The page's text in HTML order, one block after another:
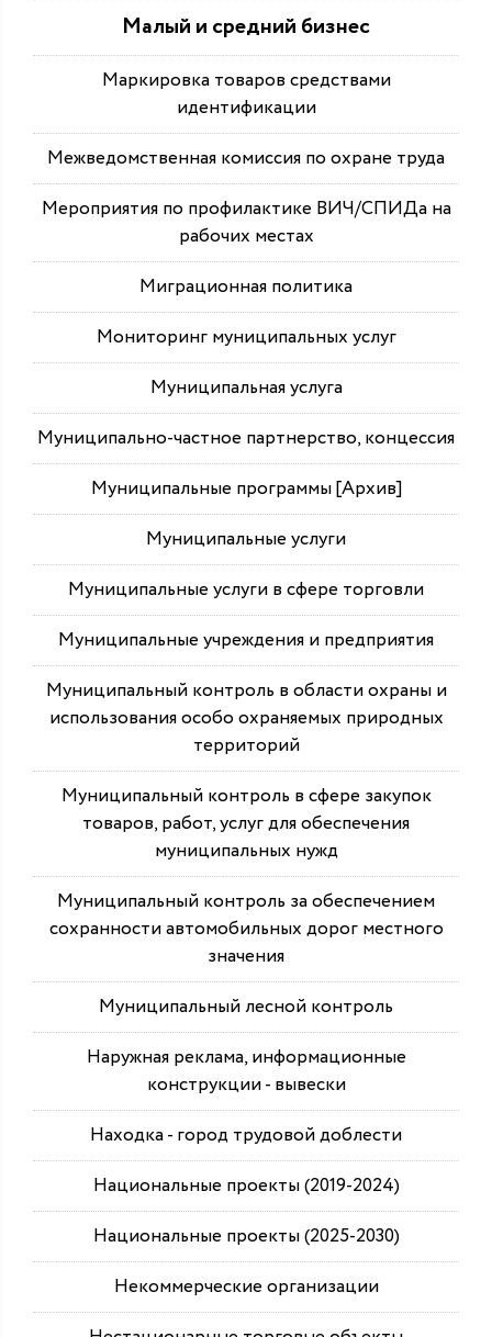
Малый и средний бизнес
Маркировка товаров средствами
идентификации
Межведомственная комиссия по охране труда
Мероприятия по профилактике ВИЧ/СПИДа на
рабочих местах
Миграционная политика
Мониторинг муниципальных услуг
Муниципальная услуга
Муниципально-частное партнерство, концессия
Муниципальные программы [Архив]
Муниципальные услуги
Муниципальные услуги в сфере торговли
Муниципальные учреждения и предприятия
Муниципальный контроль в области охраны и
использования особо охраняемых природных
территорий
Муниципальный контроль в сфере закупок
товаров, работ, услуг для обеспечения
муниципальных нужд
Муниципальный контроль за обеспечением
сохранности автомобильных дорог местного
значения
Муниципальный лесной контроль
Наружная реклама, информационные
конструкции - вывески
Находка - город трудовой доблести
Национальные проекты (2019-2024)
Национальные проекты (2025-2030)
Некоммерческие организации